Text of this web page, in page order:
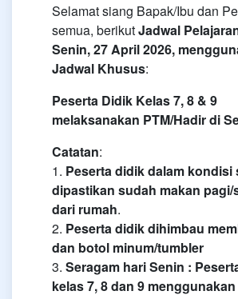
Selamat siang Bapak/Ibu dan
semua, berikutJadwal
Senin, 27 April 2026,
Jadwal Khusus:
Peserta Didik Kelas 7, 8 & 9
melaksanakan PTM/Hadir di
Catatan:
1. Peserta didik dalam kondisi
dipastikan sudah makan pagi/
dari rumah.
2. ⁠ Peserta didik dihimbau
dan botol minum/tumbler
3. Seragam hari Senin :
kelas 7, 8 dan 9